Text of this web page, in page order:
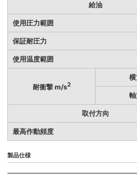
給油
使用圧力範囲
保証耐圧力
使用温度範囲
耐衝撃 m/s2
取付方向
最高作動頻度
製品仕様